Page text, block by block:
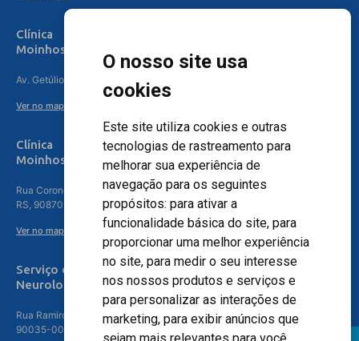
O nosso site usa
cookies
Este site utiliza cookies e outras
tecnologias de rastreamento para
melhorar sua experiência de
navegação para os seguintes
propósitos: para ativar a
funcionalidade básica do site, para
proporcionar uma melhor experiência
no site, para medir o seu interesse
nos nossos produtos e serviços e
para personalizar as interações de
marketing, para exibir anúncios que
Clínica
Moinhos de Vento Canoas
Av. Getúlio Vargas, 4841 – Centro, Canoas – RS, 92010-010
Ver no mapa
Clínica
Moinhos de Vento - Teresópolis
Rua Coronel Aparício Borges, 250 - 3º andar - Teresópolis, Porto Alegre -
RS, 90870-016
Ver no mapa
Serviço de
Neurologia
Rua Ramiro Barcelos, 630 – 5º andar – Floresta, Porto Alegre – RS,
90035-001